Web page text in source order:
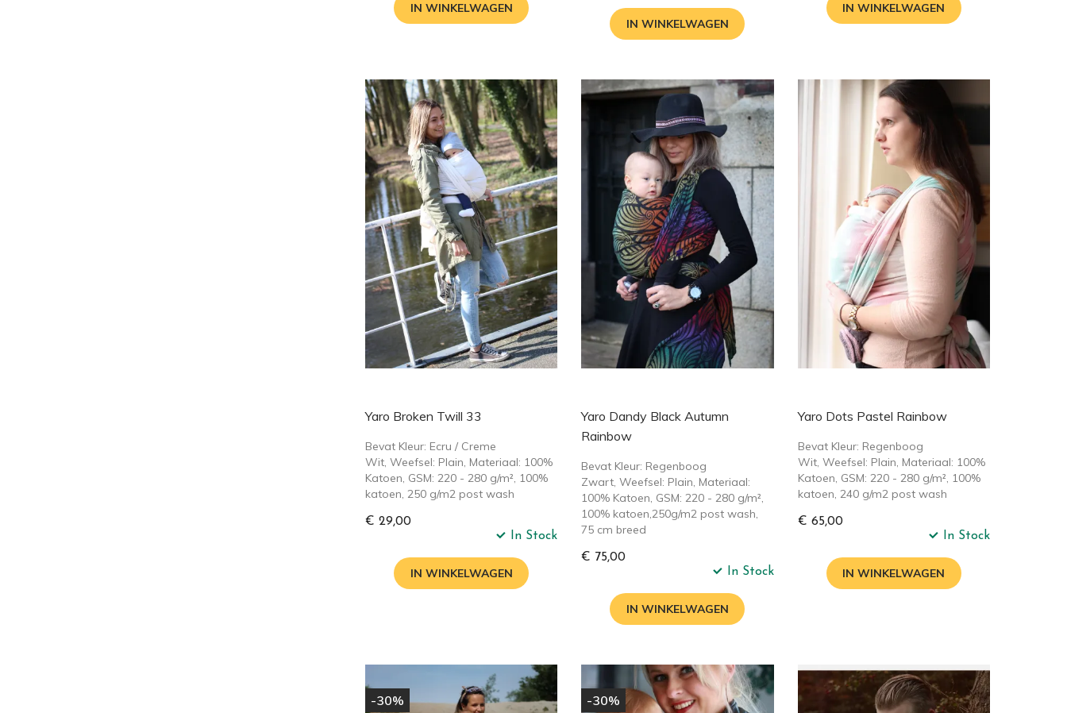
IN WINKELWAGEN
IN WINKELWAGEN
IN WINKELWAGEN
Yaro Broken Twill 33
Bevat Kleur: Ecru / Creme
Wit, Weefsel: Plain, Materiaal: 100%
Katoen, GSM: 220 - 280 g/m², 100%
katoen, 250 g/m2 post wash
€ 29,00
In Stock
IN WINKELWAGEN
Yaro Dandy Black Autumn
Rainbow
Bevat Kleur: Regenboog
Zwart, Weefsel: Plain, Materiaal:
100% Katoen, GSM: 220 - 280 g/m²,
100% katoen,250g/m2 post wash,
75 cm breed
€ 75,00
In Stock
IN WINKELWAGEN
Yaro Dots Pastel Rainbow
Bevat Kleur: Regenboog
Wit, Weefsel: Plain, Materiaal: 100%
Katoen, GSM: 220 - 280 g/m², 100%
katoen, 240 g/m2 post wash
€ 65,00
In Stock
IN WINKELWAGEN
-30% -30%